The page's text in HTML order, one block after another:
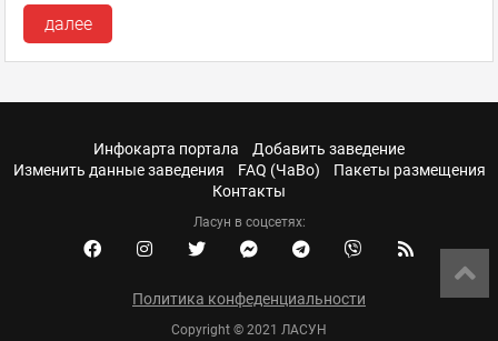
далее
Инфокарта портала
Добавить заведение
Изменить данные заведения
FAQ (ЧаВо)
Пакеты размещения
Контакты
Ласун в соцсетях:
Политика конфеденциальности
Copyright © 2021 ЛАСУН